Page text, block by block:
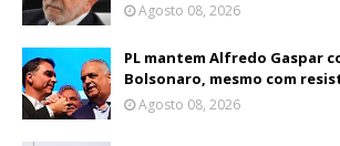
Agosto 08, 2026
PL mantem Alfredo Gaspar
Bolsonaro, mesmo com
Agosto 08, 2026